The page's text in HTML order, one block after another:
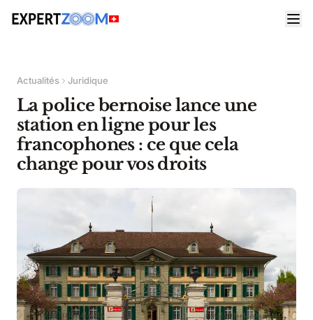
Actualités Juridique
La police bernoise lance une
station en ligne pour les
francophones : ce que cela
change pour vos droits